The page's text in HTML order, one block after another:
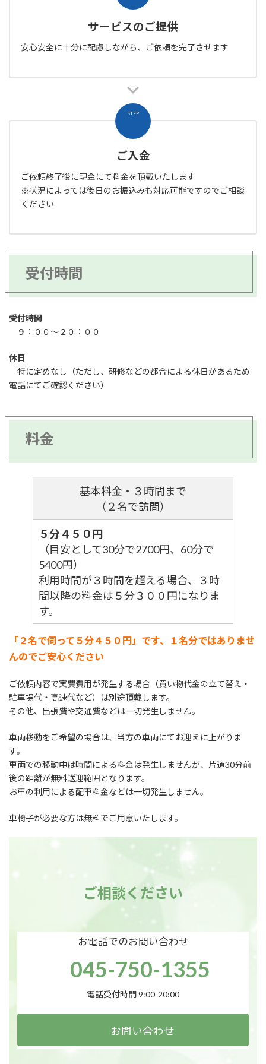
サービスのご提供
安心安全に十分に配慮しながら、ご依頼を完了させます
STEP
ご入金
ご依頼終了後に現金にて料金を頂戴いたします
※状況によっては後日のお振込みも対応可能ですのでご相談
ください
受付時間
受付時間
９：００～２０：００
休日
特に定めなし（ただし、研修などの都合による休日があるため
電話にてご確認ください）
料金
基本料金・３時間まで
（２名で訪問）
５分４５０円
（目安として30分で2700円、60分で
5400円）
利用時間が３時間を超える場合、３時
間以降の料金は５分３００円になりま
す。
「２名で伺って５分４５０円」です、１名分ではありませ
んのでご安心ください
ご依頼内容で実費費用が発生する場合（買い物代金の立て替え・
駐車場代・高速代など）は別途頂戴します。
その他、出張費や交通費などは一切発生しません。
車両移動をご希望の場合は、当方の車両にてお迎えに上がりま
す。
車両での移動中は時間による料金は発生しませんが、片道30分前
後の距離が無料送迎範囲となります。
お車の利用による配車料金などは一切発生しません。
車椅子が必要な方は無料でご用意いたします。
ご相談ください
お電話でのお問い合わせ
045-750-1355
電話受付時間 9:00-20:00
お問い合わせ